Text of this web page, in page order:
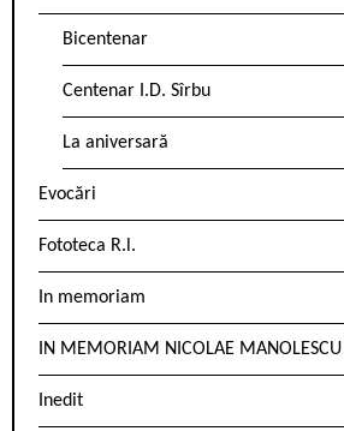
Bicentenar
Centenar I.D. Sîrbu
La aniversară
Evocări
Fototeca R.l.
In memoriam
IN MEMORIAM NICOLAE MANOLESCU
Inedit